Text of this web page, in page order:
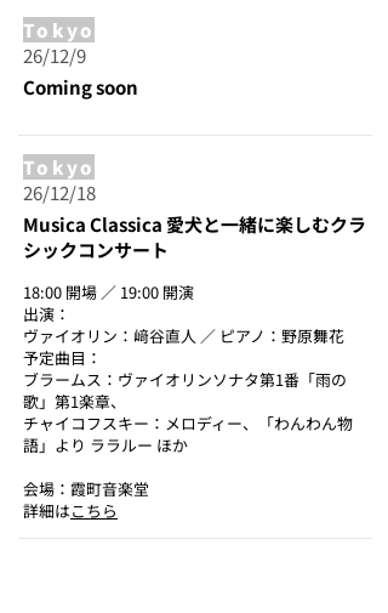
Tokyo
26/12/9
Coming soon
Tokyo
26/12/18
Musica Classica 愛犬と一緒に楽しむクラ
シックコンサート
18:00 開場 ／ 19:00 開演
出演：
ヴァイオリン：﨑谷直人 ／ ピアノ：野原舞花
予定曲目：
ブラームス：ヴァイオリンソナタ第1番「雨の
歌」第1楽章、
チャイコフスキー：メロディー、「わんわん物
語」より ララルー ほか
会場：霞町音楽堂
詳細はこちら